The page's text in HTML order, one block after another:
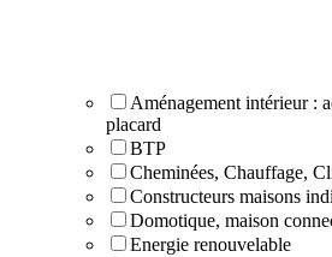
Aménagement intérieur :
placard
BTP
Cheminées, Chauffage,
Constructeurs maisons
Domotique, maison
Energie renouvelable